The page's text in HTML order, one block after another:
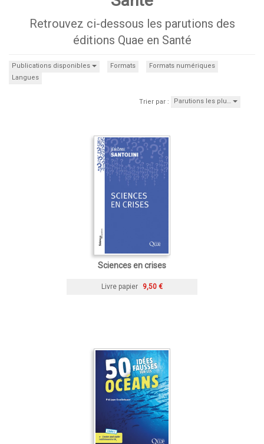
Retrouvez ci-dessous les parutions des
éditions Quae en Santé
Publications disponibles Formats
Formats numériques
Langues
Trier par : Parutions les plu…
Sciences en crises
Livre papier 9,50 €